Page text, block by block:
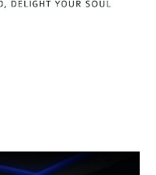
ย
ต่ง